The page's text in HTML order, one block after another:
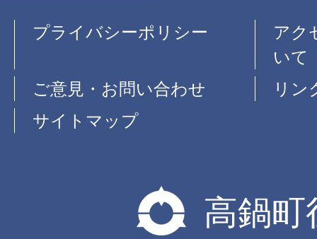
プライバシーポリシー
アク
いて
ご意見・お問い合わせ
リン
サイトマップ
高鍋町